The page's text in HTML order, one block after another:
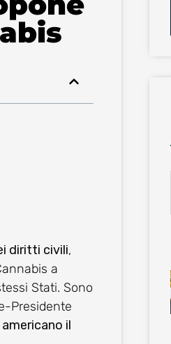
diritti civili,
a
Stati. Sono
Presidente
il